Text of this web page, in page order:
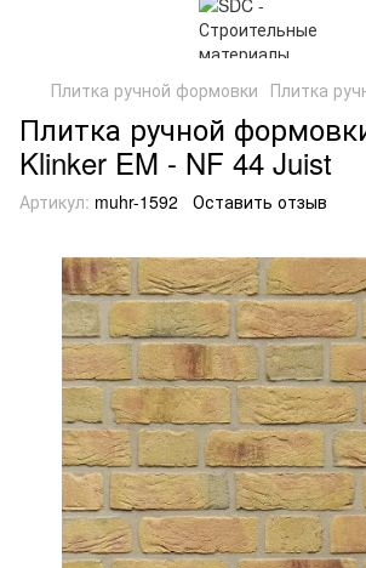
Плитка ручной формовки Плитка
Плитка ручной
Klinker EM - NF 44 Juist
Артикул: muhr-1592 Оставить отзыв